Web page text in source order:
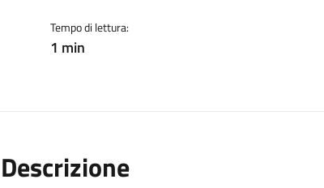
Tempo di lettura:
1 min
Descrizione